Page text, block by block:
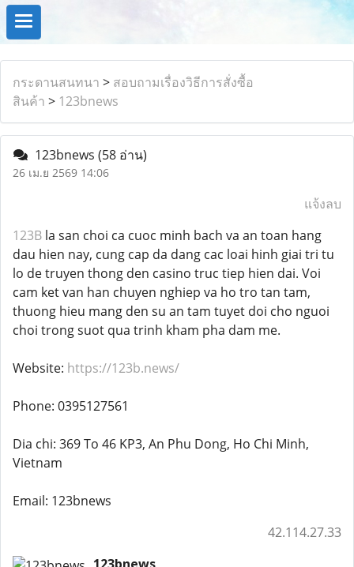
กระดานสนทนา > สอบถามเรื่องวิธีการสั่งซื้อ
สินค้า > 123bnews
123bnews (58 อ่าน)
26 เม.ย 2569 14:06
แจ้งลบ
123B la san choi ca cuoc minh bach va an toan hang
dau hien nay, cung cap da dang cac loai hinh giai tri tu
lo de truyen thong den casino truc tiep hien dai. Voi
cam ket van han chuyen nghiep va ho tro tan tam,
thuong hieu mang den su an tam tuyet doi cho nguoi
choi trong suot qua trinh kham pha dam me.
Website: https://123b.news/
Phone: 0395127561
Dia chi: 369 To 46 KP3, An Phu Dong, Ho Chi Minh,
Vietnam
Email: 123bnews
42.114.27.33